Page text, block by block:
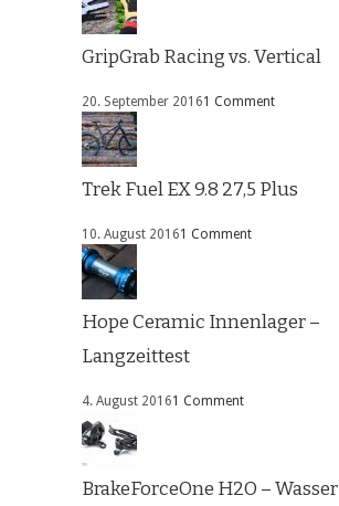
GripGrab Racing vs. Vertical
20. September 20161 Comment
Trek Fuel EX 9.8 27,5 Plus
10. August 20161 Comment
Hope Ceramic Innenlager –
Langzeittest
4. August 20161 Comment
BrakeForceOne H2O – Wasser